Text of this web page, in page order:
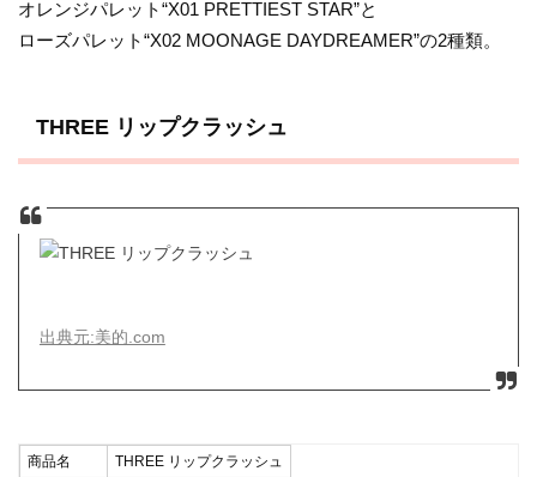
オレンジパレット“X01 PRETTIEST STAR”と
ローズパレット“X02 MOONAGE DAYDREAMER”の2種類。
THREE リップクラッシュ
出典元:美的.com
商品名
THREE リップクラッシュ